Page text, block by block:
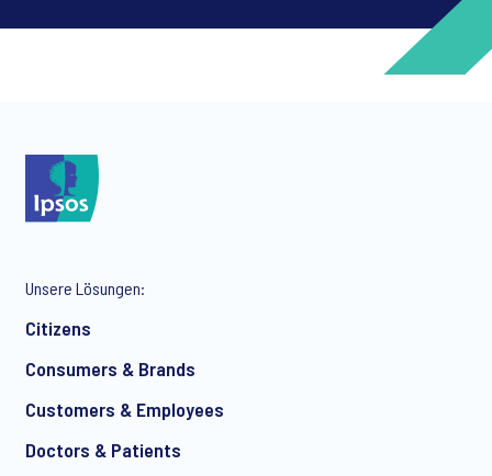
Unsere Lösungen:
Citizens
Consumers & Brands
Customers & Employees
Doctors & Patients